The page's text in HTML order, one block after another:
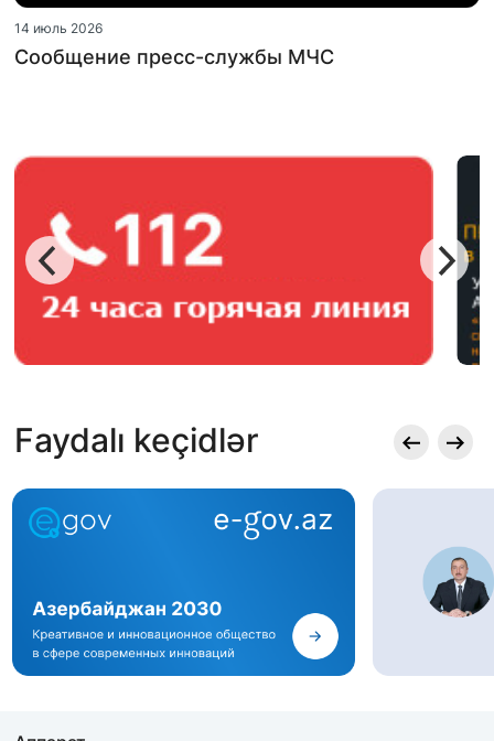
14 июль 2026
Сообщение пресс-службы МЧС
Faydalı keçidlər